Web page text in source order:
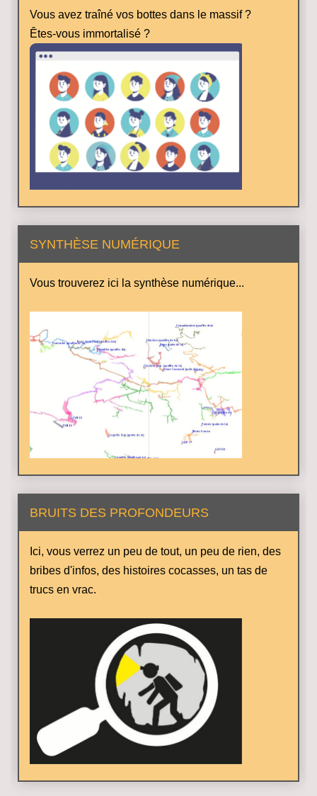
Vous avez traîné vos bottes dans le massif ?
Êtes-vous immortalisé ?
SYNTHÈSE NUMÉRIQUE
Vous trouverez ici la synthèse numérique...
BRUITS DES PROFONDEURS
Ici, vous verrez un peu de tout, un peu de rien, des
bribes d'infos, des histoires cocasses, un tas de
trucs en vrac.